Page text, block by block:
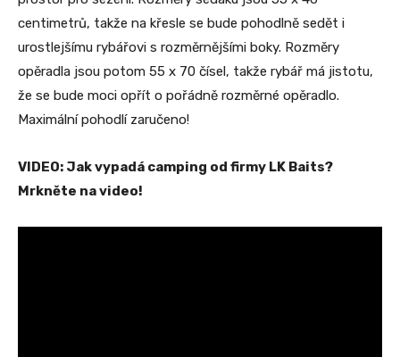
centimetrů, takže na křesle se bude pohodlně sedět i
urostlejšímu rybářovi s rozměrnějšími boky. Rozměry
opěradla jsou potom 55 x 70 čísel, takže rybář má jistotu,
že se bude moci opřít o pořádně rozměrné opěradlo.
Maximální pohodlí zaručeno!
VIDEO: Jak vypadá camping od firmy LK Baits?
Mrkněte na video!